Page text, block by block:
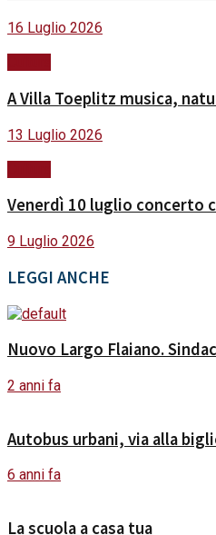
16 Luglio 2026
A Villa Toeplitz musica,
13 Luglio 2026
Venerdì 10 luglio concerto
9 Luglio 2026
LEGGI ANCHE
Nuovo Largo Flaiano.
2 anni fa
Autobus urbani, via alla
6 anni fa
La scuola a casa tua